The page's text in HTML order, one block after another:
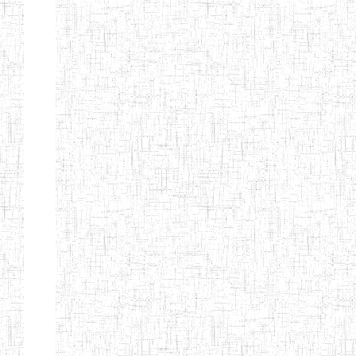
Afficher Page 7 sur 13 Total: 307
Début Préc. 2 3 4 5 6
7
Suivant
Fin
MOKOLO
Etablissements
d'enseignement